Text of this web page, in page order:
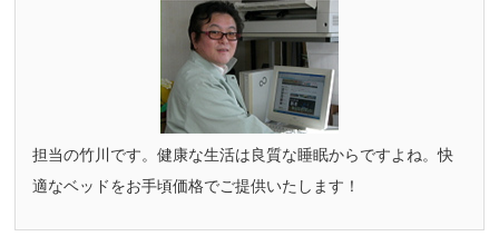
担当の竹川です。健康な生活は良質な睡眠からですよね。快
適なベッドをお手頃価格でご提供いたします！